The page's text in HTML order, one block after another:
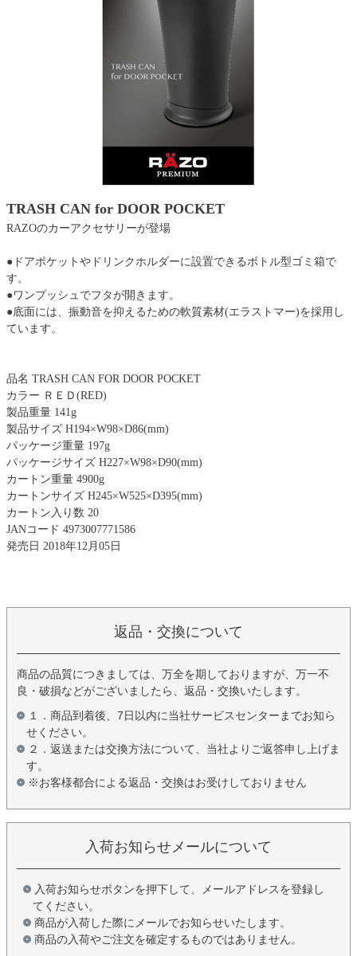
TRASH CAN for DOOR POCKET
RAZOのカーアクセサリーが登場
●ドアポケットやドリンクホルダーに設置できるボトル型ゴミ箱で
す。
●ワンプッシュでフタが開きます。
●底面には、振動音を抑えるための軟質素材(エラストマー)を採用し
ています。
品名 TRASH CAN FOR DOOR POCKET
カラー ＲＥＤ(RED)
製品重量 141g
製品サイズ H194×W98×D86(mm)
パッケージ重量 197g
パッケージサイズ H227×W98×D90(mm)
カートン重量 4900g
カートンサイズ H245×W525×D395(mm)
カートン入り数 20
JANコード 4973007771586
発売日 2018年12月05日
返品・交換について
商品の品質につきましては、万全を期しておりますが、万一不
良・破損などがございましたら、返品・交換いたします。
１．商品到着後、7日以内に当社サービスセンターまでお知ら
せください。
２．返送または交換方法について、当社よりご返答申し上げま
す。
※お客様都合による返品・交換はお受けしておりません
入荷お知らせメールについて
入荷お知らせボタンを押下して、メールアドレスを登録し
てください。
商品が入荷した際にメールでお知らせいたします。
商品の入荷やご注文を確定するものではありません。